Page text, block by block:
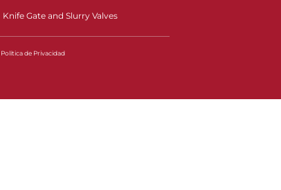
Knife Gate and Slurry Valves
Política de Privacidad